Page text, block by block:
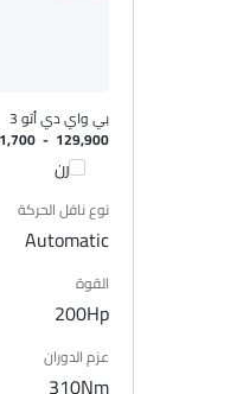
ضوء
حامل
بي واي دي أتو 3
91,700 - 129,900
قارن
نوع ناقل الحركة
Automatic
القوة
200Hp
عزم الدوران
310Nm